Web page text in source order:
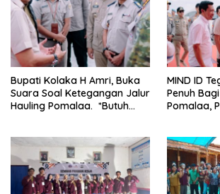
Wundulako
Bupati Kolaka H Amri, Buka
Suara Soal Ketegangan Jalur
Hauling Pomalaa. *Butuh
Premanisme Industrial
MIND ID
Penuh
Pomalaa,